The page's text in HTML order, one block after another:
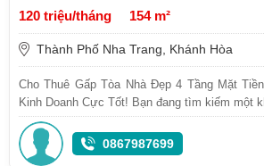
120 triệu/tháng
154 m²
Thành Phố Nha Trang, Khánh Hòa
Cho Thuê Gấp Tòa Nhà Đẹp 4 Tầng Mặt
Kinh Doanh Cực Tốt! Bạn đang tìm kiếm một
0867987699